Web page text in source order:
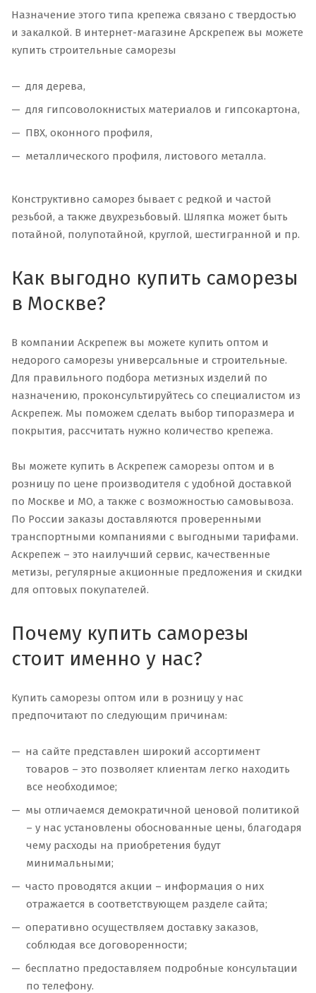
Назначение этого типа крепежа связано с твердостью
и закалкой. В интернет-магазине Арскрепеж вы можете
купить строительные саморезы
для дерева,
для гипсоволокнистых материалов и гипсокартона,
ПВХ, оконного профиля,
металлического профиля, листового металла.
Конструктивно саморез бывает с редкой и частой
резьбой, а также двухрезьбовый. Шляпка может быть
потайной, полупотайной, круглой, шестигранной и пр.
Как выгодно купить саморезы
в Москве?
В компании Аскрепеж вы можете купить оптом и
недорого саморезы универсальные и строительные.
Для правильного подбора метизных изделий по
назначению, проконсультируйтесь со специалистом из
Аскрепеж. Мы поможем сделать выбор типоразмера и
покрытия, рассчитать нужно количество крепежа.
Вы можете купить в Аскрепеж саморезы оптом и в
розницу по цене производителя с удобной доставкой
по Москве и МО, а также с возможностью самовывоза.
По России заказы доставляются проверенными
транспортными компаниями с выгодными тарифами.
Аскрепеж – это наилучший сервис, качественные
метизы, регулярные акционные предложения и скидки
для оптовых покупателей.
Почему купить саморезы
стоит именно у нас?
Купить саморезы оптом или в розницу у нас
предпочитают по следующим причинам:
на сайте представлен широкий ассортимент
товаров – это позволяет клиентам легко находить
все необходимое;
мы отличаемся демократичной ценовой политикой
– у нас установлены обоснованные цены, благодаря
чему расходы на приобретения будут
минимальными;
часто проводятся акции – информация о них
отражается в соответствующем разделе сайта;
оперативно осуществляем доставку заказов,
соблюдая все договоренности;
бесплатно предоставляем подробные консультации
по телефону.